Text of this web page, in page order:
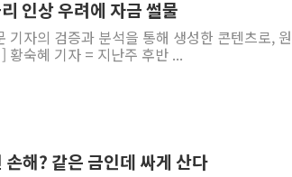
인상 우려에 자금 썰물
자의 검증과 분석을 통해 생성한 콘텐츠로,
황숙혜 기자 = 지난주 후반 ...
해? 같은 금인데 싸게 산다